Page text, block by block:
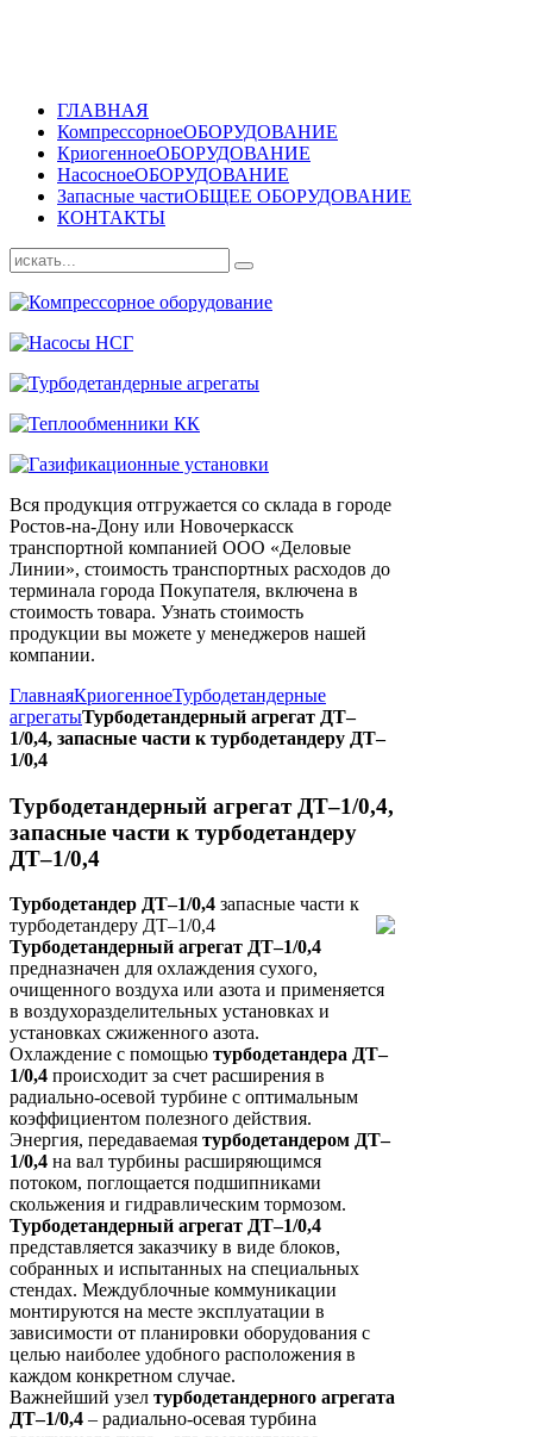
ГЛАВНАЯ
КомпрессорноеОБОРУДОВАНИЕ
КриогенноеОБОРУДОВАНИЕ
НасосноеОБОРУДОВАНИЕ
Запасные частиОБЩЕЕ ОБОРУДОВАНИЕ
КОНТАКТЫ
Вся продукция отгружается со склада в городе
Ростов-на-Дону или Новочеркасск
транспортной компанией ООО «Деловые
Линии», стоимость транспортных расходов до
терминала города Покупателя, включена в
стоимость товара. Узнать стоимость
продукции вы можете у менеджеров нашей
компании.
ГлавнаяКриогенноеТурбодетандерные
агрегатыТурбодетандерный агрегат ДТ–
1/0,4, запасные части к турбодетандеру ДТ–
1/0,4
Турбодетандерный агрегат ДТ–1/0,4,
запасные части к турбодетандеру
ДТ–1/0,4
Турбодетандер ДТ–1/0,4 запасные части к
турбодетандеру ДТ–1/0,4
Турбодетандерный агрегат ДТ–1/0,4
предназначен для охлаждения сухого,
очищенного воздуха или азота и применяется
в воздухоразделительных установках и
установках сжиженного азота.
Охлаждение с помощью турбодетандера ДТ–
1/0,4 происходит за счет расширения в
радиально-осевой турбине с оптимальным
коэффициентом полезного действия.
Энергия, передаваемая турбодетандером ДТ–
1/0,4 на вал турбины расширяющимся
потоком, поглощается подшипниками
скольжения и гидравлическим тормозом.
Турбодетандерный агрегат ДТ–1/0,4
представляется заказчику в виде блоков,
собранных и испытанных на специальных
стендах. Междублочные коммуникации
монтируются на месте эксплуатации в
зависимости от планировки оборудования с
целью наиболее удобного расположения в
каждом конкретном случае.
Важнейший узел турбодетандерного агрегата
ДТ–1/0,4 – радиально-осевая турбина